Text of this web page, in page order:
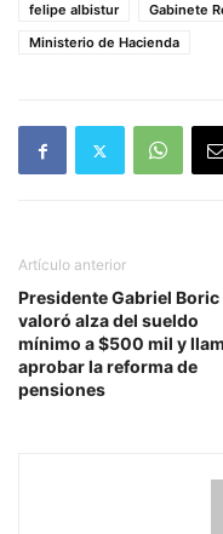
felipe albistur
Gabinete
Ministerio de Hacienda
Artículo anterior
Presidente Gabriel Boric
valoró alza del sueldo
mínimo a $500 mil y
aprobar la reforma de
pensiones